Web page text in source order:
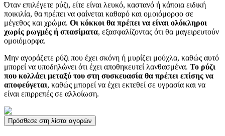
Όταν επιλέγετε ρύζι, είτε είναι λευκό, καστανό ή κάποια ειδική
ποικιλία, θα πρέπει να φαίνεται καθαρό και ομοιόμορφο σε
μέγεθος και χρώμα. Οι κόκκοι θα πρέπει να είναι ολόκληροι
χωρίς ρωγμές ή σπασίματα, εξασφαλίζοντας ότι θα μαγειρευτούν
ομοιόμορφα.
Μην αγοράζετε ρύζι που έχει σκόνη ή μυρίζει μούχλα, καθώς αυτό
μπορεί να υποδηλώνει ότι έχει αποθηκευτεί λανθασμένα. Το ρύζι
που κολλάει μεταξύ του στη συσκευασία θα πρέπει επίσης να
αποφεύγεται, καθώς μπορεί να έχει εκτεθεί σε υγρασία και να
είναι επιρρεπές σε αλλοίωση.
Πρόσθεσε στη λίστα αγορών